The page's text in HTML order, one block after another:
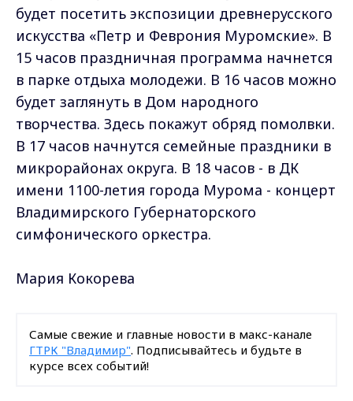
будет посетить экспозиции древнерусского
искусства «Петр и Феврония Муромские». В
15 часов праздничная программа начнется
в парке отдыха молодежи. В 16 часов можно
будет заглянуть в Дом народного
творчества. Здесь покажут обряд помолвки.
В 17 часов начнутся семейные праздники в
микрорайонах округа. В 18 часов - в ДК
имени 1100-летия города Мурома - концерт
Владимирского Губернаторского
симфонического оркестра.
Мария Кокорева
Самые свежие и главные новости в макс-канале
ГТРК "Владимир". Подписывайтесь и будьте в
курсе всех событий!